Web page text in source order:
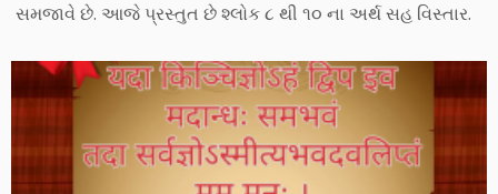
સમજાવે છે. આજે પ્રસ્તુત છે શ્લોક ૮ થી ૧૦ ના અર્થ સહ વિસ્તાર.